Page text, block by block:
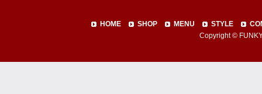
HOME SHOP MENU STYLE
Copyright ©